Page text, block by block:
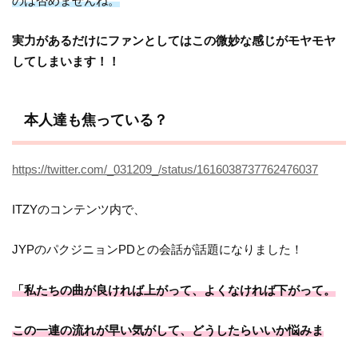
実力があるだけにファンとしてはこの微妙な感じがモヤモヤ
してしまいます！！
本人達も焦っている？
https://twitter.com/_031209_/status/1616038737762476037
ITZYのコンテンツ内で、
JYPのパクジニョンPDとの会話が話題になりました！
「私たちの曲が良ければ上がって、よくなければ下がって。
この一連の流れが早い気がして、どうしたらいいか悩みま